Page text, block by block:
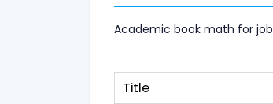
Academic book math for job
Title